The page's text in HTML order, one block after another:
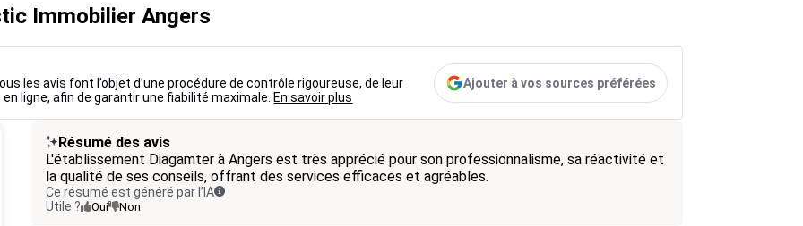
Immobilier Angers
les avis font l’objet d’une procédure de contrôle rigoureuse, de leur
ligne, afin de garantir une fiabilité maximale. En savoir plus
Ajouter à vos sources préférées
Résumé des avis
L'établissement Diagamter à Angers est très apprécié pour son professionnalisme, sa réactivité et
la qualité de ses conseils, offrant des services efficaces et agréables.
Ce résumé est généré par l’IA
Utile ?
Oui Non